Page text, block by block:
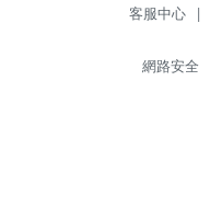
客服中心 |
網路安全